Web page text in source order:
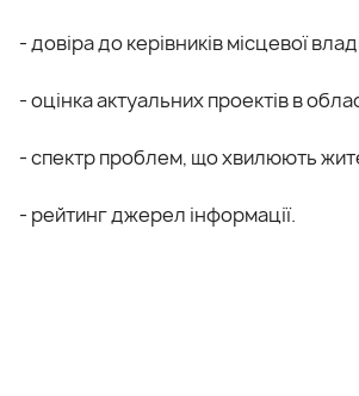
- довіра до керівників місцевої
- оцінка актуальних проектів в
- спектр проблем, що хвилюють
- рейтинг джерел інформації.